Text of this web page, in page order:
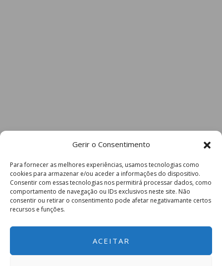
Gerir o Consentimento
Para fornecer as melhores experiências, usamos tecnologias como
cookies para armazenar e/ou aceder a informações do dispositivo.
Consentir com essas tecnologias nos permitirá processar dados, como
comportamento de navegação ou IDs exclusivos neste site. Não
consentir ou retirar o consentimento pode afetar negativamante certos
recursos e funções.
ACEITAR